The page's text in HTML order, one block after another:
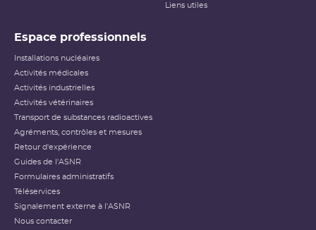
Liens utiles
Espace professionnels
Installations nucléaires
Activités médicales
Activités industrielles
Activités vétérinaires
Transport de substances radioactives
Agréments, contrôles et mesures
Retour d'expérience
Guides de l'ASNR
Formulaires administratifs
Téléservices
Signalement externe à l'ASNR
Nous contacter